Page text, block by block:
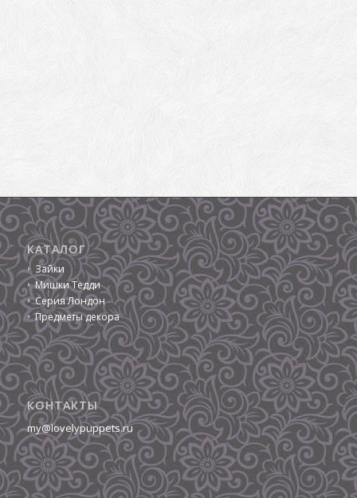
КАТАЛОГ
Зайки
Мишки Тедди
Серия Лондон
Предметы декора
КОНТАКТЫ
my@lovelypuppets.ru